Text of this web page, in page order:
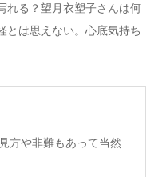
れる？望月衣塑子さんは何
とは思えない。心底気持ち
方や非難もあって当然